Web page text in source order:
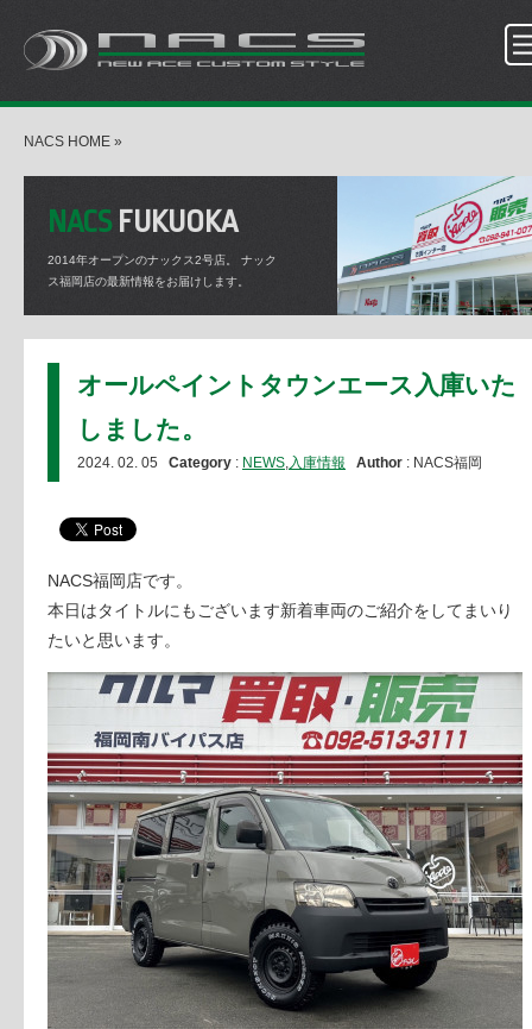
NACS HOME »
NACSFUKUOKA
2014年オープンのナックス2号店。
ナック
ス福岡店の最新情報をお届けします。
オールペイントタウンエース入庫いた
しました。
2024. 02. 05 Category : NEWS,入庫情報 Author : NACS福岡
NACS福岡店です。
本日はタイトルにもございます新着車両のご紹介をしてまいり
たいと思います。